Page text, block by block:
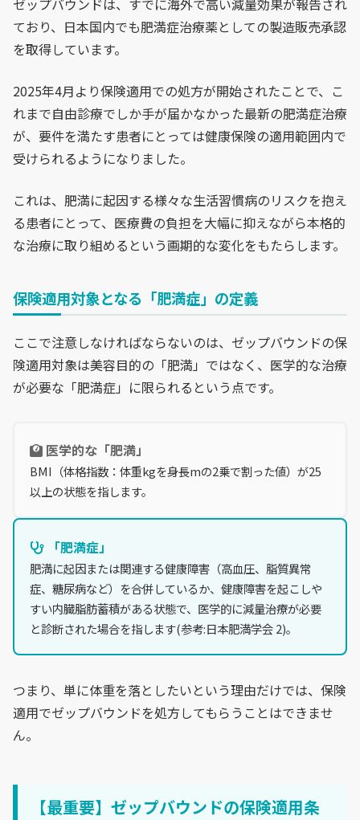
ゼップバウンドは、すでに海外で高い減量効果が報告され
ており、日本国内でも肥満症治療薬としての製造販売承認
を取得しています。
2025年4月より保険適用での処方が開始されたことで、こ
れまで自由診療でしか手が届かなかった最新の肥満症治療
が、要件を満たす患者にとっては健康保険の適用範囲内で
受けられるようになりました。
これは、肥満に起因する様々な生活習慣病のリスクを抱え
る患者にとって、医療費の負担を大幅に抑えながら本格的
な治療に取り組めるという画期的な変化をもたらします。
保険適用対象となる「肥満症」の定義
ここで注意しなければならないのは、ゼップバウンドの保
険適用対象は美容目的の「肥満」ではなく、医学的な治療
が必要な「肥満症」に限られるという点です。
医学的な「肥満」
BMI（体格指数：体重kgを身長mの2乗で割った値）が25
以上の状態を指します。
「肥満症」
肥満に起因または関連する健康障害（高血圧、脂質異常
症、糖尿病など）を合併しているか、健康障害を起こしや
すい内臓脂肪蓄積がある状態で、医学的に減量治療が必要
と診断された場合を指します(参考:日本肥満学会 2)。
つまり、単に体重を落としたいという理由だけでは、保険
適用でゼップバウンドを処方してもらうことはできませ
ん。
【最重要】ゼップバウンドの保険適用条